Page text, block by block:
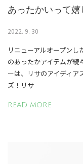
あったかいって嬉
2022. 9. 30
リニューアルオープン
のあったかアイテムが続
ーは、リサのアイディア
ズ！リサ
READ MORE